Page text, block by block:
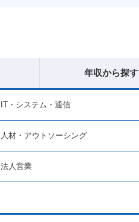
年収から探す
IT・システム・通信
人材・アウトソーシング
法人営業